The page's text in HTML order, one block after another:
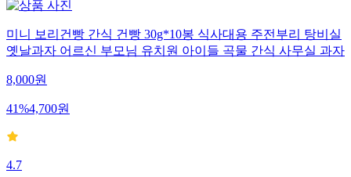
미니 보리건빵 간식 건빵 30g*10봉 식사대용 주전부리 탕비실
옛날과자 어르신 부모님 유치원 아이들 곡물 간식 사무실 과자
8,000원
41%4,700원
4.7